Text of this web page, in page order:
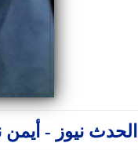
الحدث نيوز -